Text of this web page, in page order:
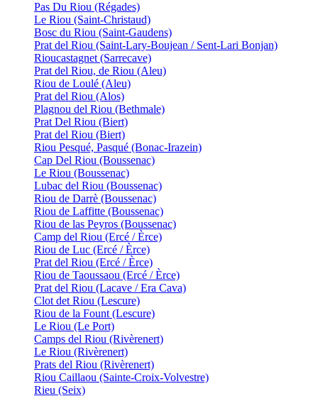
Pas Du Riou (Régades)
Le Riou (Saint-Christaud)
Bosc du Riou (Saint-Gaudens)
Prat del Riou (Saint-Lary-Boujean / Sent-Lari Bonjan)
Rioucastagnet (Sarrecave)
Prat del Riou, de Riou (Aleu)
Riou de Loulé (Aleu)
Prat del Riou (Alos)
Plagnou del Riou (Bethmale)
Prat Del Riou (Biert)
Prat del Riou (Biert)
Riou Pesqué, Pasqué (Bonac-Irazein)
Cap Del Riou (Boussenac)
Le Riou (Boussenac)
Lubac del Riou (Boussenac)
Riou de Darrè (Boussenac)
Riou de Laffitte (Boussenac)
Riou de las Peyros (Boussenac)
Camp del Riou (Ercé / Èrce)
Riou de Luc (Ercé / Èrce)
Prat del Riou (Ercé / Èrce)
Riou de Taoussaou (Ercé / Èrce)
Prat del Riou (Lacave / Era Cava)
Clot det Riou (Lescure)
Riou de la Fount (Lescure)
Le Riou (Le Port)
Camps del Riou (Rivèrenert)
Le Riou (Rivèrenert)
Prats del Riou (Rivèrenert)
Riou Caillaou (Sainte-Croix-Volvestre)
Rieu (Seix)